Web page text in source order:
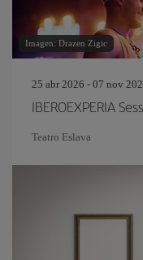
Imagen: Drazen Zigic
25 abr 2026 - 07 nov
IBEROEXPERIA
Teatro Eslava